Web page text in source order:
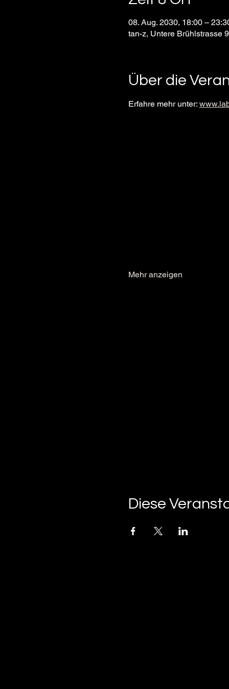
08. Aug. 2030, 18:00 –
tan-z, Untere Brühlstrasse
Über die
Erfahre mehr unter:
Mehr anzeigen
Diese